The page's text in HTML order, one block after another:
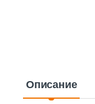
Описание